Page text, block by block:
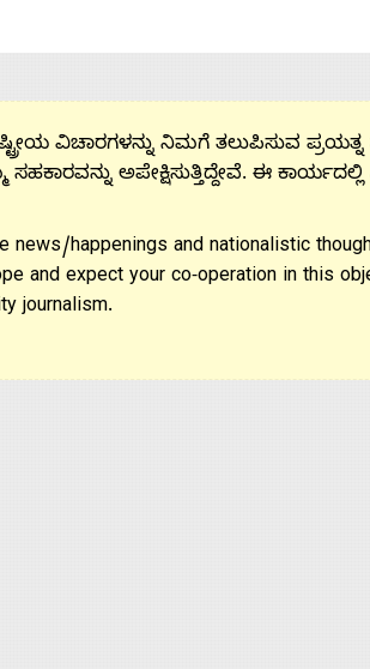
ವಿಚಾರಗಳನ್ನು ನಿಮಗೆ ತಲುಪಿಸುವ ಪ್ರಯತ್ನ
ಅಪೇಕ್ಷಿಸುತ್ತಿದ್ದೇವೆ. ಈ
happenings and nationalistic
and expect your co-operation in this
journalism.